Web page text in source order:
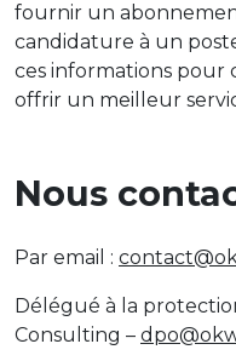
fournir un
candidature à un
ces informations pour
offrir un meilleur
Nous
Par email :
Délégué à la
Consulting –